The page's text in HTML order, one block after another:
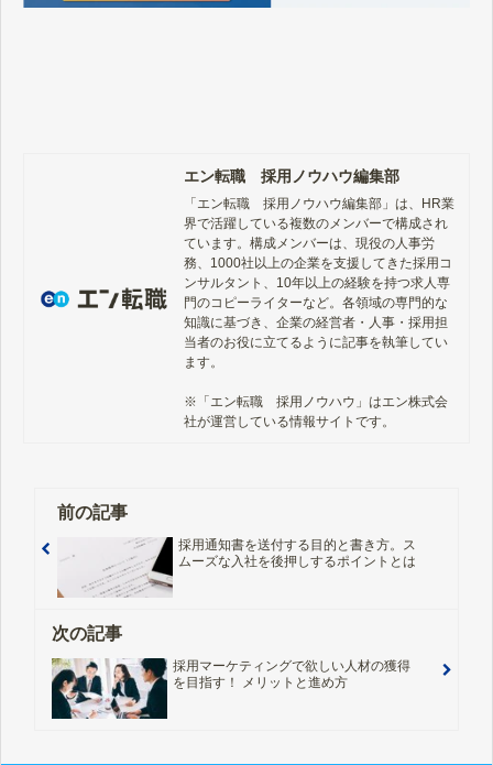
エン転職 採用ノウハウ編集部
「エン転職　採用ノウハウ編集部」は、HR業
界で活躍している複数のメンバーで構成され
ています。構成メンバーは、現役の人事労
務、1000社以上の企業を支援してきた採用コ
ンサルタント、10年以上の経験を持つ求人専
門のコピーライターなど。各領域の専門的な
知識に基づき、企業の経営者・人事・採用担
当者のお役に立てるように記事を執筆してい
ます。
※「エン転職　採用ノウハウ」はエン株式会
社が運営している情報サイトです。
前の記事
採用通知書を送付する目的と書き方。ス
ムーズな入社を後押しするポイントとは
次の記事
採用マーケティングで欲しい人材の獲得
を目指す！ メリットと進め方